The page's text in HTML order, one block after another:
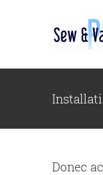
Donec